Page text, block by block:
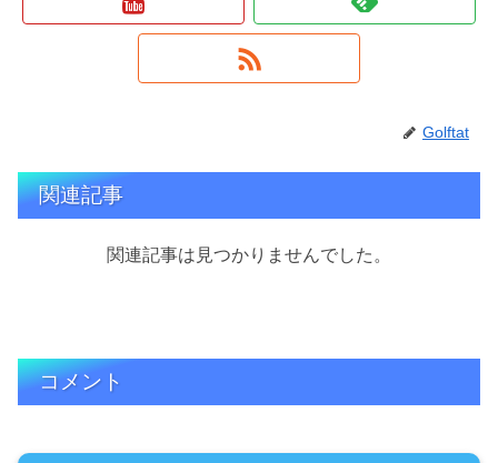
Golftat
関連記事
関連記事は見つかりませんでした。
コメント